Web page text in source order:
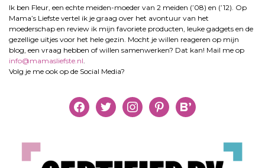
Ik ben Fleur, een echte meiden-moeder van 2 meiden (’08) en (’12). Op
Mama’s Liefste vertel ik je graag over het avontuur van het
moederschap en review ik mijn favoriete producten, leuke gadgets en de
gezellige uitjes voor het hele gezin. Mocht je willen reageren op mijn
blog, een vraag hebben of willen samenwerken? Dat kan! Mail me op
info@mamasliefste.nl.
Volg je me ook op de Social Media?
facebooktwitter instagrampinterestbloglovin